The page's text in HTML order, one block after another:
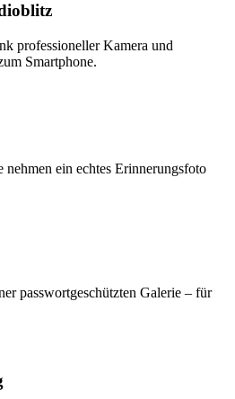
professioneller Kamera und
Smartphone.
ein echtes Erinnerungsfoto
passwortgeschützten Galerie – für